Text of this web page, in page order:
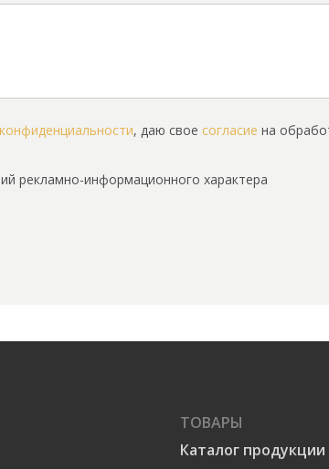
, даю свое согласие на
рекламно-информационного характера
ТОВАРЫ
Каталог продукции